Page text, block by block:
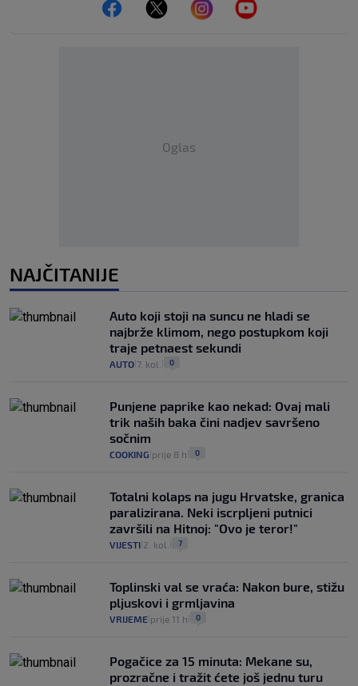
Oglas
NAJČITANIJE
Auto koji stoji na suncu ne hladi se
najbrže klimom, nego postupkom koji
traje petnaest sekundi
AUTO 7. kol. 0
Punjene paprike kao nekad: Ovaj mali
trik naših baka čini nadjev savršeno
sočnim
COOKING prije 8 h 0
Totalni kolaps na jugu Hrvatske, granica
paralizirana. Neki iscrpljeni putnici
završili na Hitnoj: "Ovo je teror!"
VIJESTI 2. kol. 7
Toplinski val se vraća: Nakon bure, stižu
pljuskovi i grmljavina
VRIJEME prije 11 h 0
Pogačice za 15 minuta: Mekane su,
prozračne i tražit ćete još jednu turu